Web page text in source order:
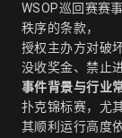
WSOP巡回赛赛
秩序的条款，
授权主办方对破
没收奖金、禁止
事件背景与行业
扑克锦标赛，尤
其顺利运行高度